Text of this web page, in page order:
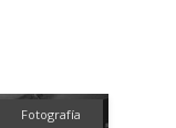
Fotografía